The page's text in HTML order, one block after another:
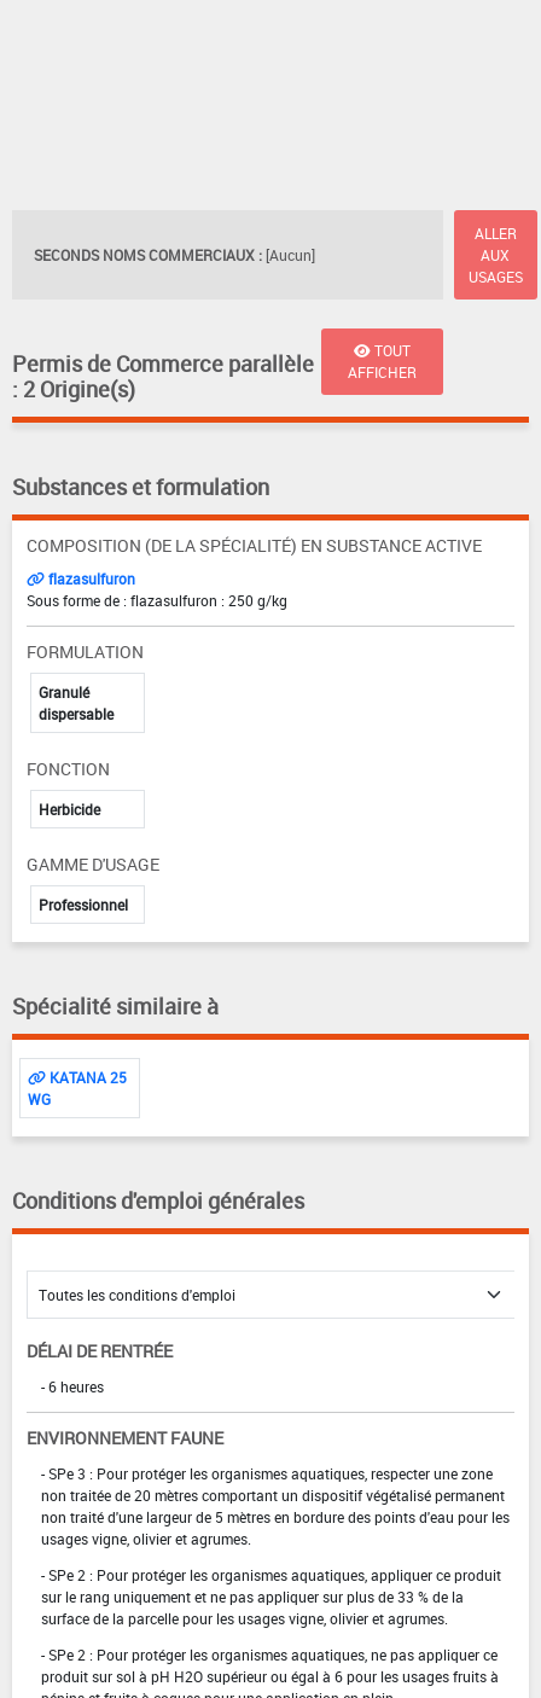
SECONDS NOMS COMMERCIAUX : [Aucun]
ALLER
AUX
USAGES
Permis de Commerce parallèle
: 2 Origine(s)
TOUT
AFFICHER
Substances et formulation
COMPOSITION (DE LA SPÉCIALITÉ) EN SUBSTANCE ACTIVE
flazasulfuron
Sous forme de : flazasulfuron : 250 g/kg
FORMULATION
Granulé
dispersable
FONCTION
Herbicide
GAMME D'USAGE
Professionnel
Spécialité similaire à
KATANA 25
WG
Conditions d'emploi générales
DÉLAI DE RENTRÉE
- 6 heures
ENVIRONNEMENT FAUNE
- SPe 3 : Pour protéger les organismes aquatiques, respecter une zone
non traitée de 20 mètres comportant un dispositif végétalisé permanent
non traité d'une largeur de 5 mètres en bordure des points d'eau pour les
usages vigne, olivier et agrumes.
- SPe 2 : Pour protéger les organismes aquatiques, appliquer ce produit
sur le rang uniquement et ne pas appliquer sur plus de 33 % de la
surface de la parcelle pour les usages vigne, olivier et agrumes.
- SPe 2 : Pour protéger les organismes aquatiques, ne pas appliquer ce
produit sur sol à pH H2O supérieur ou égal à 6 pour les usages fruits à